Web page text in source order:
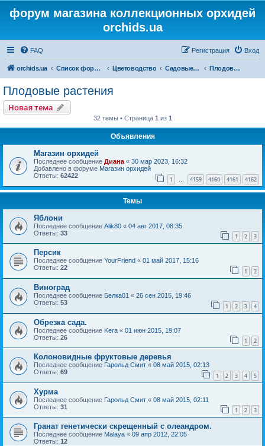
форум магазина коллекционных орхидей
orchids.ua
FAQ Вход
Регистрация
orchids.ua Список форумов Цветоводство Садовые растения Плодовые растения
Плодовые растения
Новая тема
32 темы • Страница 1 из 1
Объявления
Магазин орхидей
Последнее сообщение Диана « 30 мар 2023, 16:32
Добавлено в форуме Магазин орхидей
Ответы: 62422 1 … 4159 4160 4161 4162
Темы
Яблони
Последнее сообщение Alik80 « 04 авг 2017, 08:35
Ответы: 33 1 2 3
Персик
Последнее сообщение YourFriend « 01 май 2017, 15:16
Ответы: 22 1 2
Виноград
Последнее сообщение Белка01 « 26 сен 2015, 19:46
Ответы: 53 1 2 3 4
Обрезка сада.
Последнее сообщение Kera « 01 июн 2015, 19:07
Ответы: 26 1 2
Колоновидные фруктовые деревья
Последнее сообщение Гарольд Смит « 08 май 2015, 02:13
Ответы: 69 1 2 3 4 5
Хурма
Последнее сообщение Гарольд Смит « 08 май 2015, 02:11
Ответы: 31 1 2 3
Гранат генетически скрещенный с олеандром.
Последнее сообщение Malaya « 09 апр 2012, 22:05
Ответы: 12